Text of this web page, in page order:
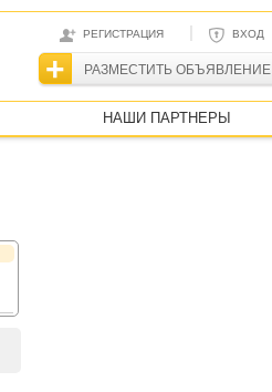
РЕГИСТРАЦИЯ | ВХОД
РАЗМЕСТИТЬ ОБЪЯВЛЕНИЕ
НАШИ ПАРТНЕРЫ